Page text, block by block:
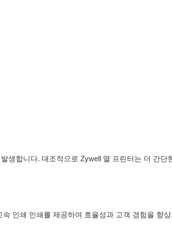
생합니다. 대조적으로 Zywell 열 프린터는 더 간단
인쇄 인쇄를 제공하여 효율성과 고객 경험을 향상